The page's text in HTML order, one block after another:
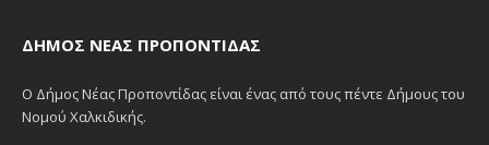
ΔΉΜΟΣ ΝΈΑΣ ΠΡΟΠΟΝΤΊΔΑΣ
Ο Δήμος Νέας Προποντίδας είναι ένας από τους πέντε Δήμους του
Νομού Χαλκιδικής.